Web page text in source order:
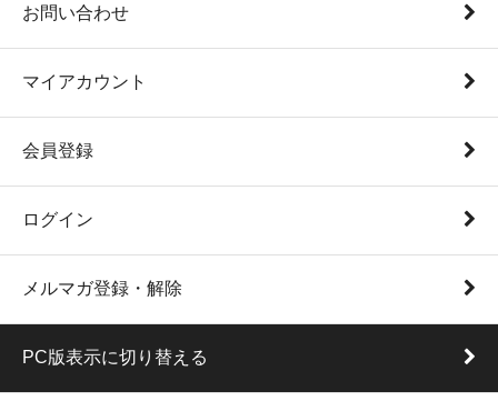
お問い合わせ
マイアカウント
会員登録
ログイン
メルマガ登録・解除
PC版表示に切り替える